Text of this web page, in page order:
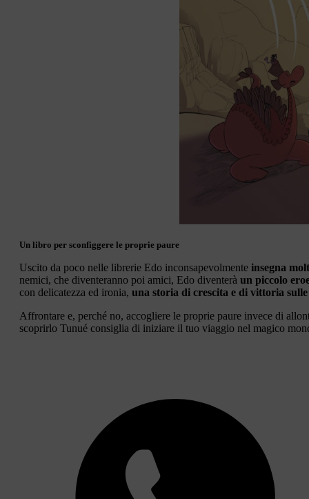
Un libro per sconfiggere le proprie paure
Uscito da poco nelle librerie Edo inconsapevolmente insegna
nemici, che diventeranno poi amici, Edo diventerà un piccolo
con delicatezza ed ironia, una storia di crescita e di vittoria
Affrontare e, perché no, accogliere le proprie paure invece di
scoprirlo Tunué consiglia di iniziare il tuo viaggio nel magico